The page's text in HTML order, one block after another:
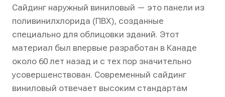
Сайдинг наружный виниловый — это панели из
поливинилхлорида (ПВХ), созданные
специально для облицовки зданий. Этот
материал был впервые разработан в Канаде
около 60 лет назад и с тех пор значительно
усовершенствован. Современный сайдинг
виниловый отвечает высоким стандартам